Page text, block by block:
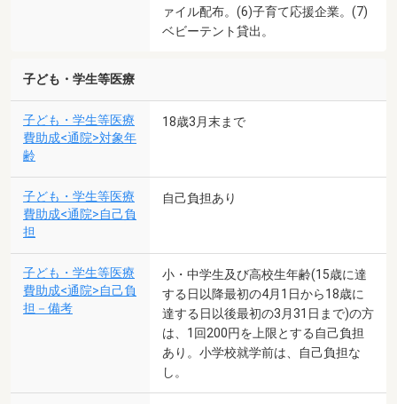
ァイル配布。(6)子育て応援企業。(7)
ベビーテント貸出。
子ども・学生等医療
子ども・学生等医療
費助成<通院>対象年
齢
18歳3月末まで
子ども・学生等医療
費助成<通院>自己負
担
自己負担あり
子ども・学生等医療
費助成<通院>自己負
担－備考
小・中学生及び高校生年齢(15歳に達
する日以降最初の4月1日から18歳に
達する日以後最初の3月31日まで)の方
は、1回200円を上限とする自己負担
あり。小学校就学前は、自己負担な
し。